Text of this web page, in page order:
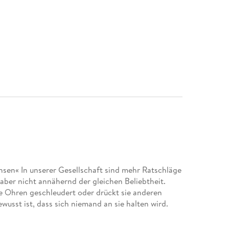
In unserer Gesellschaft sind mehr Ratschläge
nicht annähernd der gleichen Beliebtheit.
Ohren geschleudert oder drückt sie anderen
ist, dass sich niemand an sie halten wird.